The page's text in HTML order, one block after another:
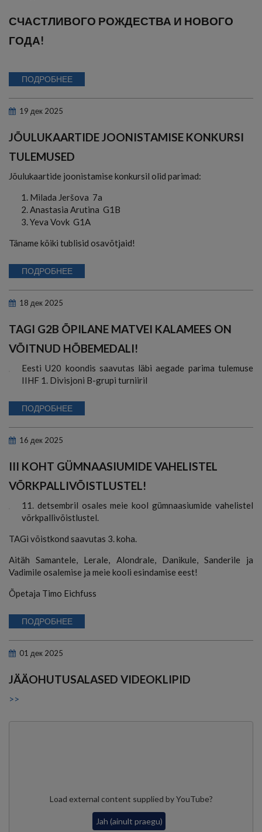
СЧАСТЛИВОГО РОЖДЕСТВА И НОВОГО
ГОДА!
ПОДРОБНЕЕ
19 дек 2025
JÕULUKAARTIDE JOONISTAMISE KONKURSI
TULEMUSED
Jõulukaartide joonistamise konkursil olid parimad:
1. Milada Jeršova 7a
2. Anastasia Arutina G1B
3. Yeva Vovk G1A
Täname kõiki tublisid osavõtjaid!
ПОДРОБНЕЕ
18 дек 2025
TAGI G2B ÕPILANE MATVEI KALAMEES ON
VÕITNUD HÕBEMEDALI!
Eesti U20 koondis saavutas läbi aegade parima tulemuse
IIHF 1. Divisjoni B-grupi turniiril
ПОДРОБНЕЕ
16 дек 2025
III KOHT GÜMNAASIUMIDE VAHELISTEL
VÕRKPALLIVÕISTLUSTEL!
11. detsembril osales meie kool gümnaasiumide vahelistel
võrkpallivõistlustel.
TAGi võistkond saavutas 3. koha.
Aitäh Samantele, Lerale, Alondrale, Danikule, Sanderile ja
Vadimile osalemise ja meie kooli esindamise eest!
Õpetaja Timo Eichfuss
ПОДРОБНЕЕ
01 дек 2025
JÄÄOHUTUSALASED VIDEOKLIPID
>>
Load external content supplied byYouTube?
Jah (ainult praegu)